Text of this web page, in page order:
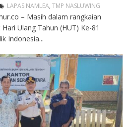
LAPAS NAMLEA, TMP NASLUWING
– Masih dalam rangkaian
Ulang Tahun (HUT) Ke-81
Indonesia...